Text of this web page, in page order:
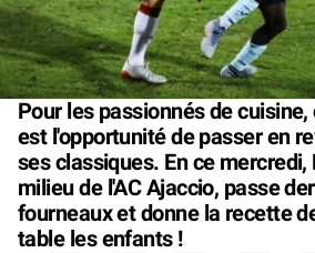
Pour les passionnés de
est l'opportunité de passer en
ses classiques. En ce mercredi,
milieu de l'AC Ajaccio, passe
fourneaux et donne la recette
table les enfants !